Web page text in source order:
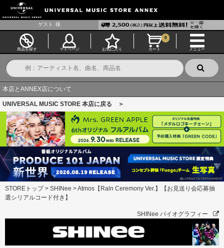
ゲスト 様
商品を探す マイページ お気に入り カート
0
メニュー
本店とANNEX店について
UNIVERSAL MUSIC STORE 本店に戻る ＞
STOREトップ> SHINee >Atmos【Raln Ceremony Ver.】【お見送り会応募抽
選シリアルコード付き】
SHINee バイオグラフィー